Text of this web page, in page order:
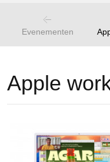
Evenementen
Apple